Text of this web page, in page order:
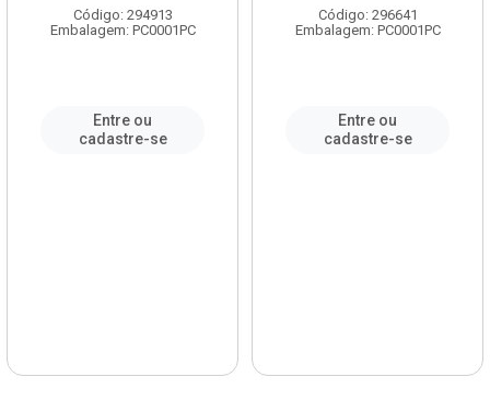
Código: 294913
Embalagem: PC0001PC
Entre ou
cadastre-se
Código: 296641
Embalagem: PC0001PC
Entre ou
cadastre-se